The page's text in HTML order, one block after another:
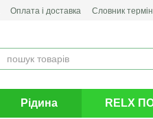
Оплата і доставка Словник
Рідина RELX